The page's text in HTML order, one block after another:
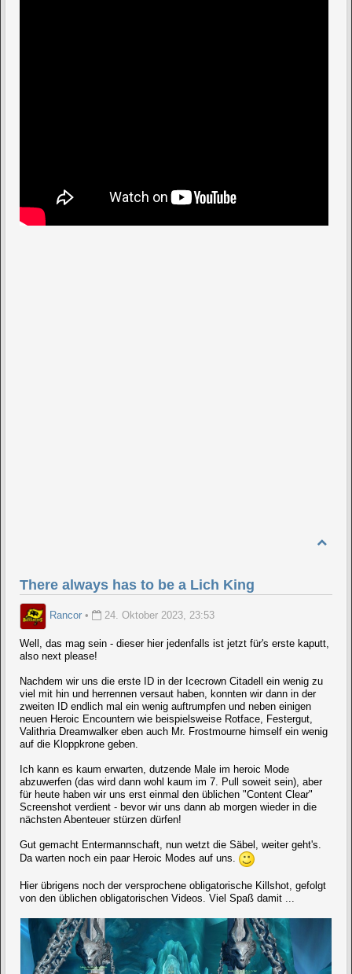
There always has to be a Lich King
Rancor • 24. Oktober 2023, 23:53
Well, das mag sein - dieser hier jedenfalls ist jetzt für's erste kaputt,
also next please!
Nachdem wir uns die erste ID in der Icecrown Citadell ein wenig zu
viel mit hin und herrennen versaut haben, konnten wir dann in der
zweiten ID endlich mal ein wenig auftrumpfen und neben einigen
neuen Heroic Encountern wie beispielsweise Rotface, Festergut,
Valithria Dreamwalker eben auch Mr. Frostmourne himself ein wenig
auf die Kloppkrone geben.
Ich kann es kaum erwarten, dutzende Male im heroic Mode
abzuwerfen (das wird dann wohl kaum im 7. Pull soweit sein), aber
für heute haben wir uns erst einmal den üblichen "Content Clear"
Screenshot verdient - bevor wir uns dann ab morgen wieder in die
nächsten Abenteuer stürzen dürfen!
Gut gemacht Entermannschaft, nun wetzt die Säbel, weiter geht's.
Da warten noch ein paar Heroic Modes auf uns.
Hier übrigens noch der versprochene obligatorische Killshot, gefolgt
von den üblichen obligatorischen Videos. Viel Spaß damit ...